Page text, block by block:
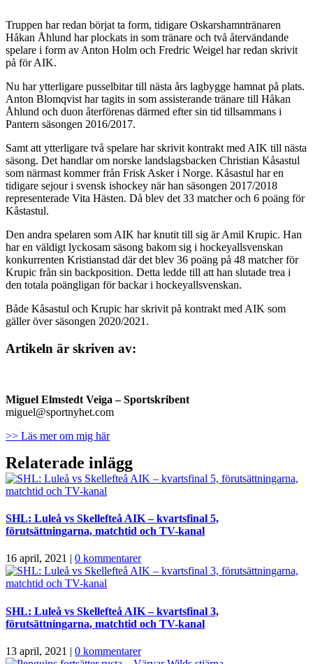
Truppen har redan börjat ta form, tidigare Oskarshamntränaren
Håkan Åhlund har plockats in som tränare och två återvändande
spelare i form av Anton Holm och Fredric Weigel har redan skrivit
på för AIK.
Nu har ytterligare pusselbitar till nästa års lagbygge hamnat på plats.
Anton Blomqvist har tagits in som assisterande tränare till Håkan
Åhlund och duon återförenas därmed efter sin tid tillsammans i
Pantern säsongen 2016/2017.
Samt att ytterligare två spelare har skrivit kontrakt med AIK till nästa
säsong. Det handlar om norske landslagsbacken Christian Kåsastul
som närmast kommer från Frisk Asker i Norge. Kåsastul har en
tidigare sejour i svensk ishockey när han säsongen 2017/2018
representerade Vita Hästen. Då blev det 33 matcher och 6 poäng för
Kåstastul.
Den andra spelaren som AIK har knutit till sig är Amil Krupic. Han
har en väldigt lyckosam säsong bakom sig i hockeyallsvenskan
konkurrenten Kristianstad där det blev 36 poäng på 48 matcher för
Krupic från sin backposition. Detta ledde till att han slutade trea i
den totala poängligan för backar i hockeyallsvenskan.
Både Kåsastul och Krupic har skrivit på kontrakt med AIK som
gäller över säsongen 2020/2021.
Artikeln är skriven av:
Miguel Elmstedt Veiga– Sportskribent
miguel@sportnyhet.com
>> Läs mer om mig här
Relaterade inlägg
SHL: Luleå vs Skellefteå AIK – kvartsfinal 5,
förutsättningarna, matchtid och TV-kanal
16 april, 2021 | 0 kommentarer
SHL: Luleå vs Skellefteå AIK – kvartsfinal 3,
förutsättningarna, matchtid och TV-kanal
13 april, 2021 | 0 kommentarer